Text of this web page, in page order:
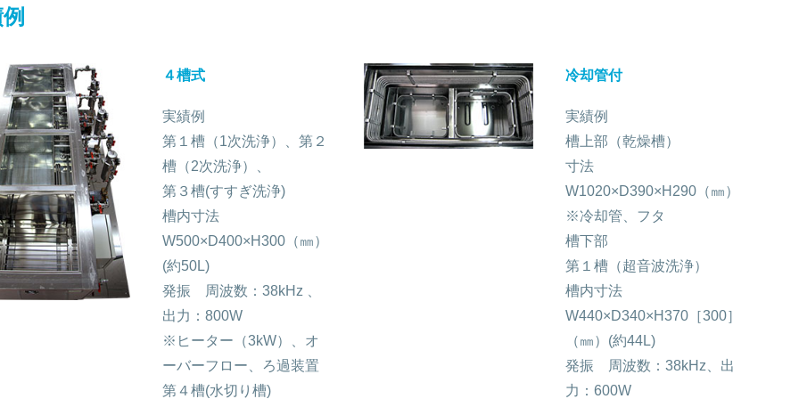
４槽式
実績例
第１槽（1次洗浄）、第２
槽（2次洗浄）、
第３槽(すすぎ洗浄)
槽内寸法
W500×D400×H300（㎜）
(約50L)
発振 周波数：38kHz 、
出力：800W
※ヒーター（3kW）、オ
ーバーフロー、ろ過装置
第４槽(水切り槽)
冷却管付
実績例
槽上部（乾燥槽）
寸法
W1020×D390×H290（㎜）
※冷却管、フタ
槽下部
第１槽（超音波洗浄）
槽内寸法
W440×D340×H370［300］
（㎜）(約44L)
発振 周波数：38kHz、出
力：600W